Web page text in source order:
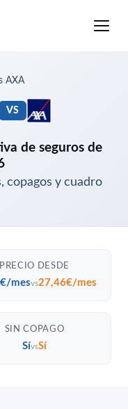
AXA
VS
de seguros de
copagos y cuadro
PRECIO DESDE
mesvs27,46€/mes
SIN COPAGO
SívsSí